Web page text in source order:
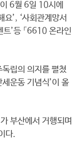
6월 6일 10시에
’, ‘사회관계망서
’등 「6610 온라인
립의 의지를 펼쳤
운동 기념식’이 올
부산에서 거행되며
다.